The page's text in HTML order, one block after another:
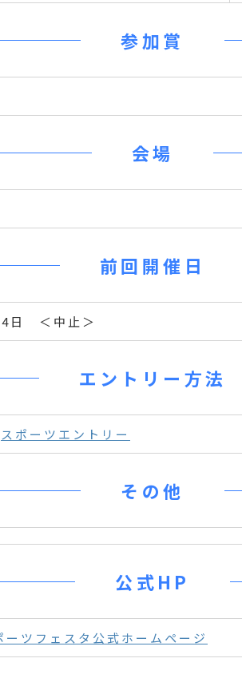
参加賞
会場
前回開催日
日 ＜中止＞
エントリー方法
スポーツエントリー
その他
公式HP
ーツフェスタ公式ホームページ